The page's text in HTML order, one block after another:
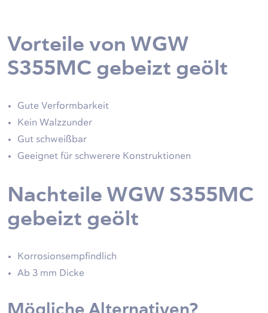
Vorteile von WGW
S355MC gebeizt geölt
Gute Verformbarkeit
Kein Walzzunder
Gut schweißbar
Geeignet für schwerere Konstruktionen
Nachteile WGW S355MC
gebeizt geölt
Korrosionsempfindlich
Ab 3 mm Dicke